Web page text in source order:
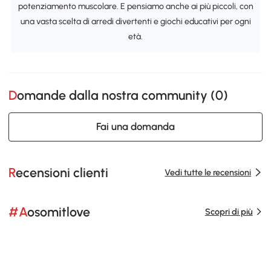
potenziamento muscolare. E pensiamo anche ai più piccoli, con
una vasta scelta di arredi divertenti e giochi educativi per ogni
età.
Domande dalla nostra community (0)
Fai una domanda
Recensioni clienti Vedi tutte le recensioni
#Aosomitlove Scopri di più